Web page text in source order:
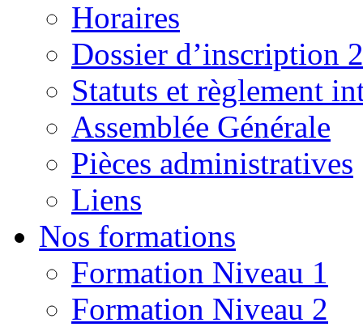
Horaires
Dossier d’inscription
Statuts et règlement
Assemblée Générale
Pièces administratives
Liens
Nos formations
Formation Niveau 1
Formation Niveau 2